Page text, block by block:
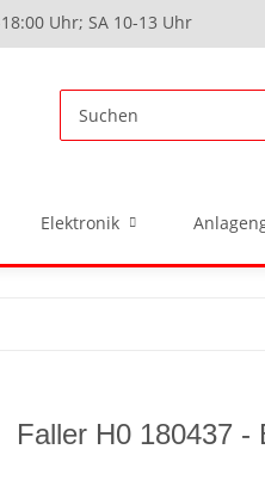
Uhr; SA 10-13 Uhr
Elektronik
Faller H0 180437 -